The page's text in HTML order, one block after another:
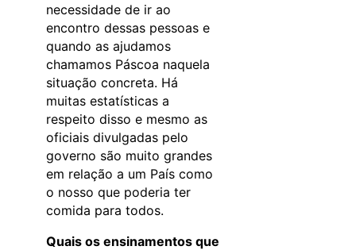
necessidade de ir ao
encontro dessas pessoas e
quando as ajudamos
chamamos Páscoa naquela
situação concreta. Há
muitas estatísticas a
respeito disso e mesmo as
oficiais divulgadas pelo
governo são muito grandes
em relação a um País como
o nosso que poderia ter
comida para todos.
Quais os ensinamentos que